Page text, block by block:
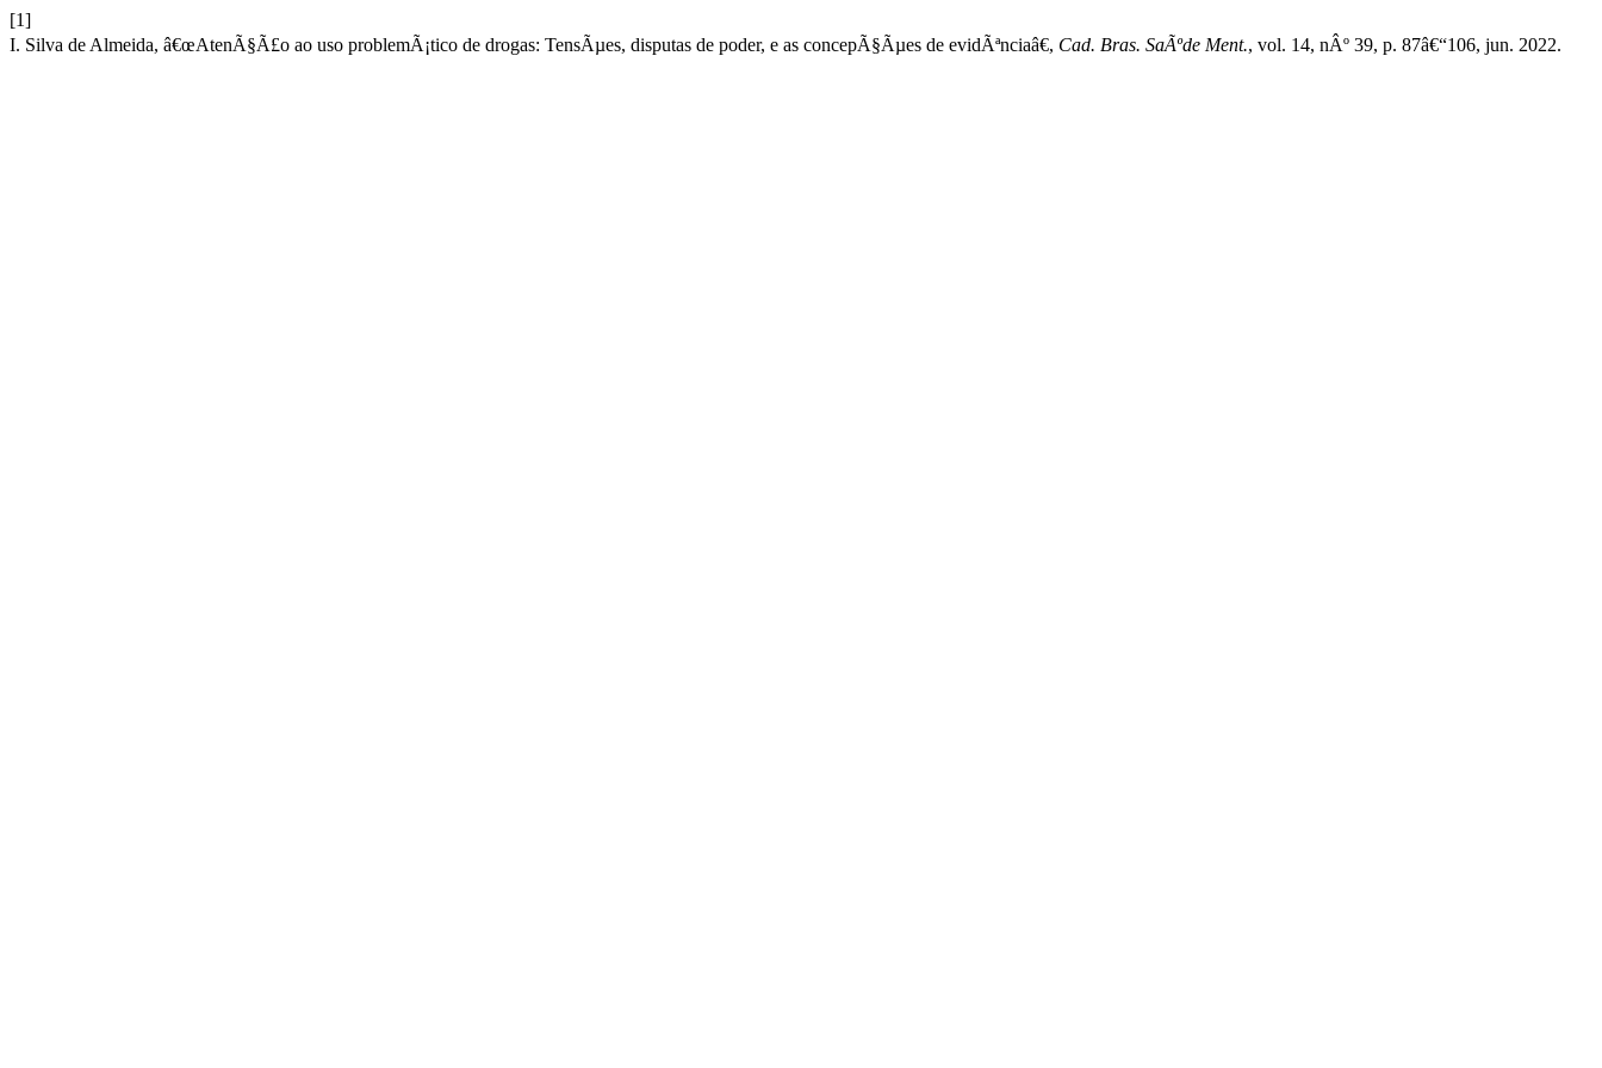
[1]
I. Silva de Almeida, â€œAtenÃ§Ã£o ao uso problemÃ¡tico de drogas: TensÃµes, disputas de poder, e as concepÃ§Ãµes de evidÃªnciaâ€, Cad. Bras. SaÃºde Ment., vol. 14, nÂº 39, p. 87â€“106, jun. 2022.